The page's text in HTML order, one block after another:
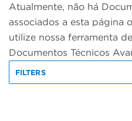
Atualmente, não há
associados a esta página
utilize nossa ferramenta
Documentos Técnicos
FILTERS